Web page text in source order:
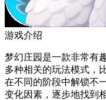
游戏介绍
梦幻庄园是一款非常有
多种相关的玩法模式，
在不同的阶段中解锁不
变化因素，逐步地找到